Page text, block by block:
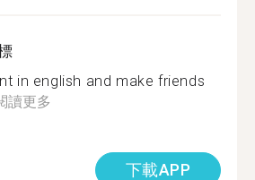
in english and make friends
讀更多
下載APP